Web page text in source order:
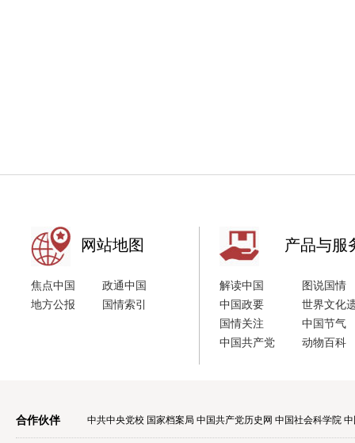
网站地图
焦点中国
政通中国
地方公报
国情索引
产品与服
解读中国
图说国情
中国政要
世界文化
国情关注
中国节气
中国共产党
动物百科
合作伙伴 中共中央党校 国家档案局 中国共产党历史网 中国社会科学院